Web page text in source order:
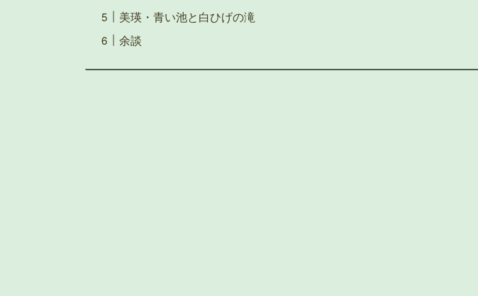
美瑛・青い池と白ひげの滝
余談